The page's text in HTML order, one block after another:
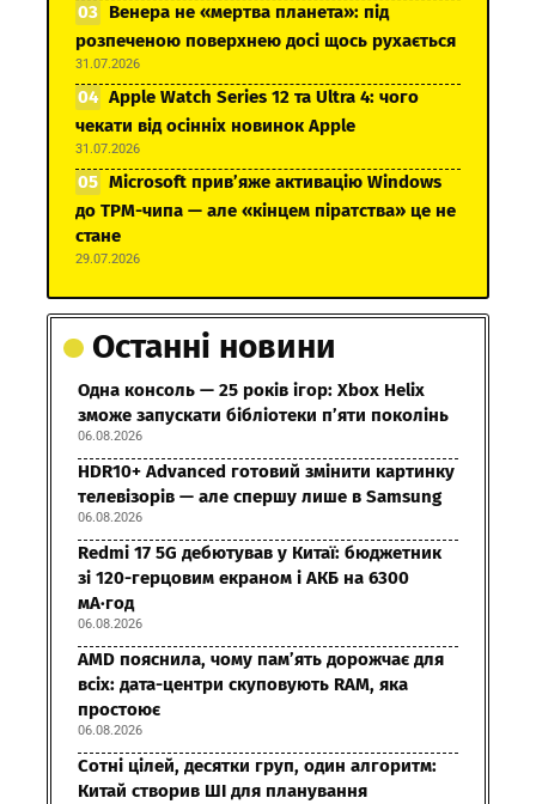
Венера не «мертва планета»: під
розпеченою поверхнею досі щось рухається
31.07.2026
Apple Watch Series 12 та Ultra 4: чого
чекати від осінніх новинок Apple
31.07.2026
Microsoft прив’яже активацію Windows
до TPM-чипа — але «кінцем піратства» це не
стане
29.07.2026
Останні новини
Одна консоль — 25 років ігор: Xbox Helix
зможе запускати бібліотеки п’яти поколінь
06.08.2026
HDR10+ Advanced готовий змінити картинку
телевізорів — але спершу лише в Samsung
06.08.2026
Redmi 17 5G дебютував у Китаї: бюджетник
зі 120-герцовим екраном і АКБ на 6300
мА·год
06.08.2026
AMD пояснила, чому пам’ять дорожчає для
всіх: дата-центри скуповують RAM, яка
простоює
06.08.2026
Сотні цілей, десятки груп, один алгоритм:
Китай створив ШІ для планування